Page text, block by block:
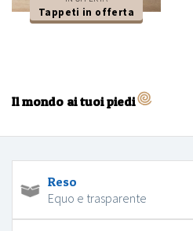
Tappeti in offerta
Il mondo ai tuoi piedi
Reso
Equo e trasparente